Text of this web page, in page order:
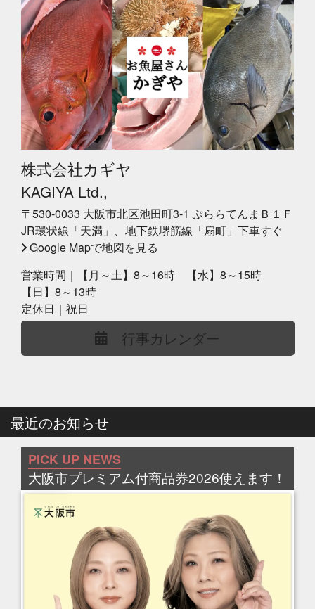
株式会社カギヤ
KAGIYA Ltd.,
〒530-0033 大阪市北区池田町3-1 ぷららてんまＢ１Ｆ
JR環状線「天満」、地下鉄堺筋線「扇町」下車すぐ
Google Mapで地図を見る
営業時間｜【月～土】8～16時 【水】8～15時
【日】8～13時
定休日｜祝日
行事カレンダー
最近のお知らせ
PICK UP NEWS
大阪市プレミアム付商品券2026使えます！